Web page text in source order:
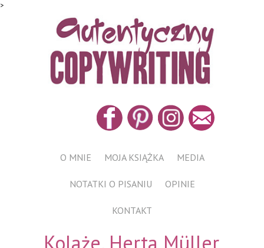
>
O MNIE MOJA KSIĄŻKA MEDIA
NOTATKI O PISANIU OPINIE
KONTAKT
Kolaże, Herta Müller